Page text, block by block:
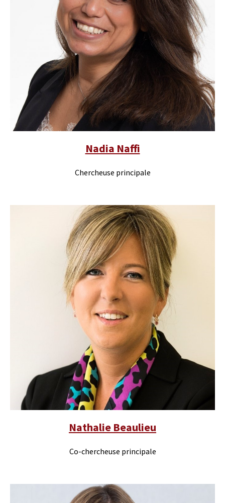
Nadia Naffi
Chercheuse principale
Nathalie Beaulieu
Co-chercheuse principale